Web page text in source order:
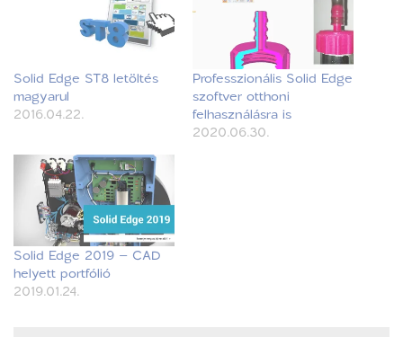
Solid Edge ST8 letöltés
magyarul
2016.04.22.
Professzionális Solid Edge
szoftver otthoni
felhasználásra is
2020.06.30.
Solid Edge 2019 – CAD
helyett portfólió
2019.01.24.